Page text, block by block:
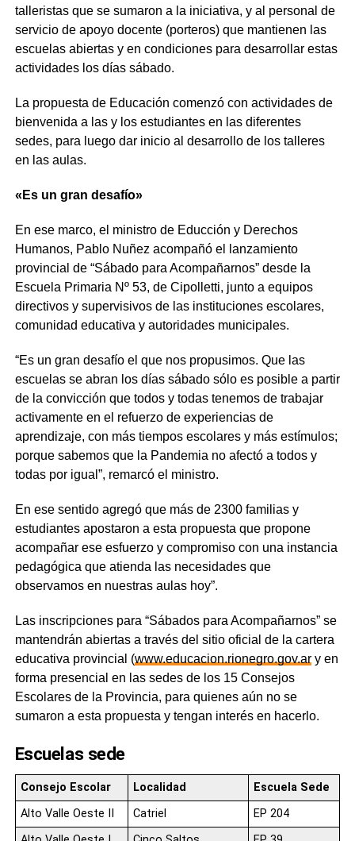
talleristas que se sumaron a la iniciativa, y al personal de
servicio de apoyo docente (porteros) que mantienen las
escuelas abiertas y en condiciones para desarrollar estas
actividades los días sábado.
La propuesta de Educación comenzó con actividades de
bienvenida a las y los estudiantes en las diferentes
sedes, para luego dar inicio al desarrollo de los talleres
en las aulas.
«Es un gran desafío»
En ese marco, el ministro de Educción y Derechos
Humanos, Pablo Nuñez acompañó el lanzamiento
provincial de “Sábado para Acompañarnos” desde la
Escuela Primaria Nº 53, de Cipolletti, junto a equipos
directivos y supervisivos de las instituciones escolares,
comunidad educativa y autoridades municipales.
“Es un gran desafío el que nos propusimos. Que las
escuelas se abran los días sábado sólo es posible a partir
de la convicción que todos y todas tenemos de trabajar
activamente en el refuerzo de experiencias de
aprendizaje, con más tiempos escolares y más estímulos;
porque sabemos que la Pandemia no afectó a todos y
todas por igual”, remarcó el ministro.
En ese sentido agregó que más de 2300 familias y
estudiantes apostaron a esta propuesta que propone
acompañar ese esfuerzo y compromiso con una instancia
pedagógica que atienda las necesidades que
observamos en nuestras aulas hoy”.
Las inscripciones para “Sábados para Acompañarnos” se
mantendrán abiertas a través del sitio oficial de la cartera
educativa provincial (www.educacion.rionegro.gov.ary en
forma presencial en las sedes de los 15 Consejos
Escolares de la Provincia, para quienes aún no se
sumaron a esta propuesta y tengan interés en hacerlo.
Escuelas sede
Consejo Escolar Localidad
Escuela Sede
Alto Valle Oeste II
Catriel
EP 204